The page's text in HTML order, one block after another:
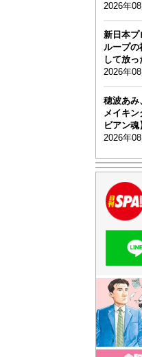
2026年
新日本プ
ループの
して放
2026年
穂波あみ
メイキ
ビアン魂】
2026年